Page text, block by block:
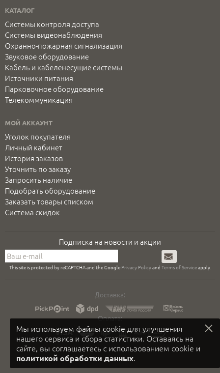
Мы используем файлы cookie для улучшения
нашего сервиса и сбора статистики. Оставаясь на
сайте, вы соглашаетесь с использованием cookie и
политикой обработки данных.
КАТАЛОГ
Системы контроля доступа
Системы видеонаблюдения
Охранно-пожарная сигнализация
Звуковое оборудование
Кабель и кабеленесущие системы
Источники питания
Парковочное оборудование
Телекоммуникация
МОЙ АККАУНТ
Уголок покупателя
Личный кабинет
История заказов
Уточнить по заказу
Запросить наличие
Подобрать оборудование
Заказать товары списком
Система скидок
Подписка на новости и акции
Подписаться
This site is protected by reCAPTCHA and the Google Privacy Policyand Terms of Serviceapply.
Доставка:
Оплата: